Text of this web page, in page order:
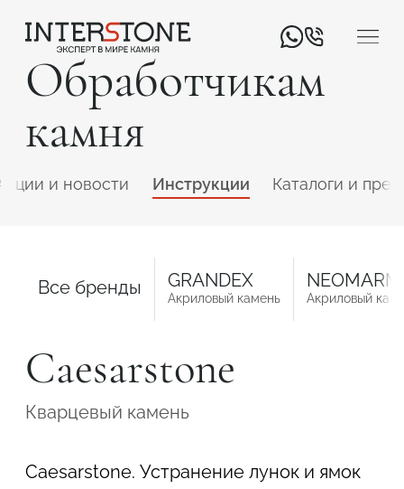
Обработчикам
камня
и новости Инструкции Каталоги и
Все бренды GRANDEX
Акриловый камень
NEOMARM
Акриловый
Caesarstone
Кварцевый камень
Caesarstone. Устранение лунок и ямок
Ваша сфера деятельности
Обработчик Дизайнер